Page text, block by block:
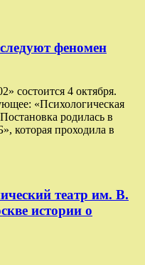
феномен
состоится 4 октября.
«Психологическая
родилась в
которая проходила в
театр им. В.
истории о